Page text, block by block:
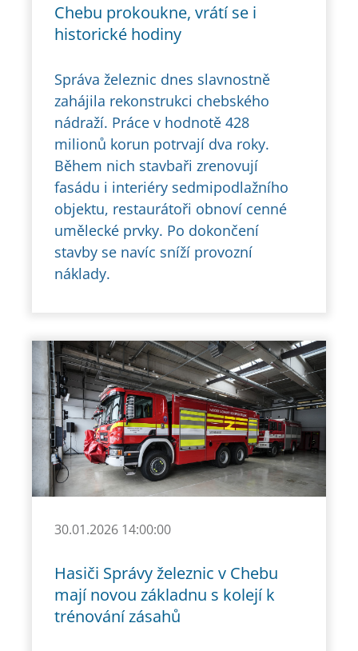
Chebu prokoukne, vrátí se i
historické hodiny
Správa železnic dnes slavnostně
zahájila rekonstrukci chebského
nádraží. Práce v hodnotě 428
milionů korun potrvají dva roky.
Během nich stavbaři zrenovují
fasádu i interiéry sedmipodlažního
objektu, restaurátoři obnoví cenné
umělecké prvky. Po dokončení
stavby se navíc sníží provozní
náklady.
30.01.2026 14:00:00
Hasiči Správy železnic v Chebu
mají novou základnu s kolejí k
trénování zásahů